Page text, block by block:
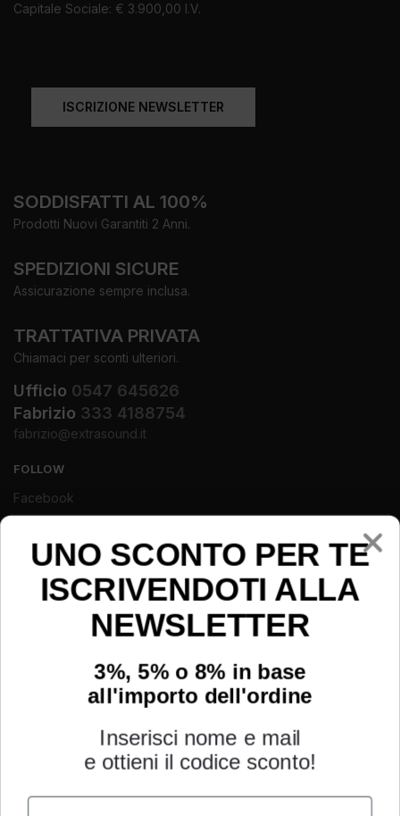
Capitale Sociale: € 3.900,00 I.V.
ISCRIZIONE NEWSLETTER
SODDISFATTI AL 100%
Prodotti Nuovi Garantiti 2 Anni.
SPEDIZIONI SICURE
Assicurazione sempre inclusa.
TRATTATIVA PRIVATA
Chiamaci per sconti ulteriori.
Ufficio 0547 645626
Fabrizio 333 4188754
fabrizio@extrasound.it
FOLLOW
Facebook
Instagram
Youtube
UNO SCONTO PER TE
ISCRIVENDOTI ALLA
NEWSLETTER
3%, 5% o 8% in base
all'importo dell'ordine
Inserisci nome e mail
e ottieni il codice sconto!
Name